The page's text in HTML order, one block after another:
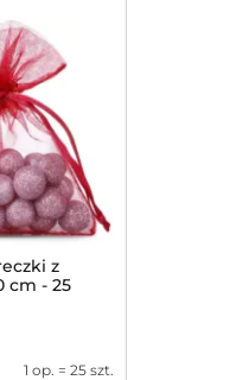
z
cm - 25
1 op. = 25 szt.